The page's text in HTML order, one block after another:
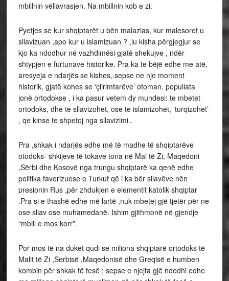
mbillnin vëllavrasjen. Na mbillnin kob e zi.
Pyetjes se kur shqiptarët u bën malazias, kur malesoret u
sllavizuan ,apo kur u islamizuan ? ,iu kisha përgjegjur se
kjo ka ndodhur në vazhdimësi gjatë shekujve , ndër
shtypjen e furtunave historike. Pra ka te bëjë edhe me atë,
aresyeja e ndarjës se kishes,.sepse ne nje moment
historik, gjatë kohes se ‘çlirimtarëve’ otoman, popullata
jonë ortodokse , i ka pasur vetem dy mundesi: te mbetet
ortodoks, dhe te sllavizohet, ose te islamizohet, ‘turqizohet’
, qe kinse te shpetoj nga sllavizimi..
Pra ,shkak i ndarjës edhe më të madhe të shqiptarëve
otodoks- shkijeve të tokave tona në Mal të Zi, Maqedoni
,Sërbi dhe Kosovë nga trungu shqiptarë ka qenë edhe
politika favorizuese e Turkut që i ka bër sllavëve nën
presionin Rus ,për zhdukjen e elementit katolik shqiptar
.Pra si e thashë edhe më lartë ,nuk mbetej gjë tjetër për ne
ose sllav ose muhamedanë. Ishim gjithmonë në gjendje
“mbill e mos korr”.
Por mos të na duket qudi se miliona shqiptarë ortodoks të
Malit të Zi ,Serbisë ,Maqedonisë dhe Greqisë e humben
kombin për shkak të fesë ; sepse e njejta gjë ndodhi edhe